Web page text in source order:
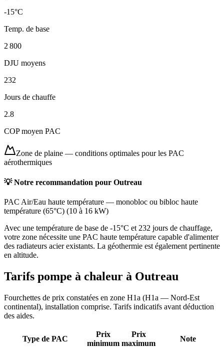
-15°C
Temp. de base
2 800
DJU moyens
232
Jours de chauffe
2.8
COP moyen PAC
Zone de plaine — conditions optimales pour les PAC
aérothermiques
💡 Notre recommandation pour Outreau
PAC Air/Eau haute température — monobloc ou bibloc haute
température (65°C) (10 à 16 kW)
Avec une température de base de -15°C et 232 jours de chauffage,
votre zone nécessite une PAC haute température capable d'alimenter
des radiateurs acier existants. La géothermie est également pertinente
en altitude.
Tarifs pompe à chaleur à Outreau
Fourchettes de prix constatées en zone H1a (H1a — Nord-Est
continental), installation comprise. Tarifs indicatifs avant déduction
des aides.
Type de PAC
Prix
minimum
Prix
maximum
Note